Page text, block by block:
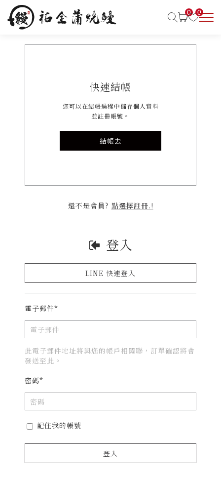
0 0
快速結帳
您可以在結帳過程中儲存個人資料
並註冊帳號。
結帳去
還不是會員? 點選擇註冊.!
登入
LINE 快速登入
電子郵件*
此電子郵件地址將與您的帳戶相關聯，訂單確認將會
發送至此。
密碼*
記住我的帳號
登入